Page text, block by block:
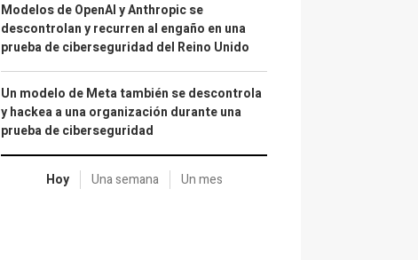
Modelos de OpenAI y Anthropic se
descontrolan y recurren al engaño en una
prueba de ciberseguridad del Reino Unido
Un modelo de Meta también se descontrola
y hackea a una organización durante una
prueba de ciberseguridad
Hoy Una semana Un mes